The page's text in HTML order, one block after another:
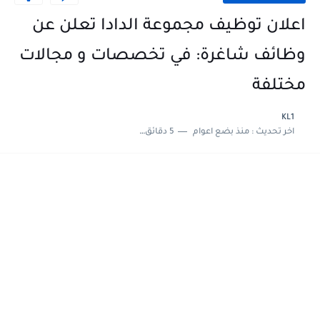
اعلان توظيف مجموعة الدادا تعلن عن
وظائف شاغرة: في تخصصات و مجالات
مختلفة
KL1
اخر تحديث :منذ بضع اعوام 5 دقائق للقراءة